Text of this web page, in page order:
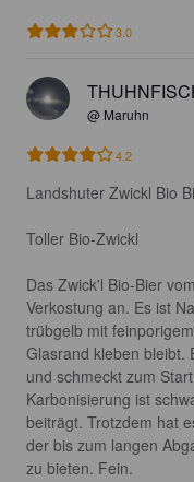
3.0
@ Maruhn
4.2
Landshuter Zwickl Bio
Toller Bio-Zwickl
Das Zwick'l Bio-Bier
Verkostung an. Es ist
trübgelb mit
Glasrand kleben bleibt.
und schmeckt zum
Karbonisierung ist
beiträgt. Trotzdem hat
der bis zum langen
zu bieten. Fein.